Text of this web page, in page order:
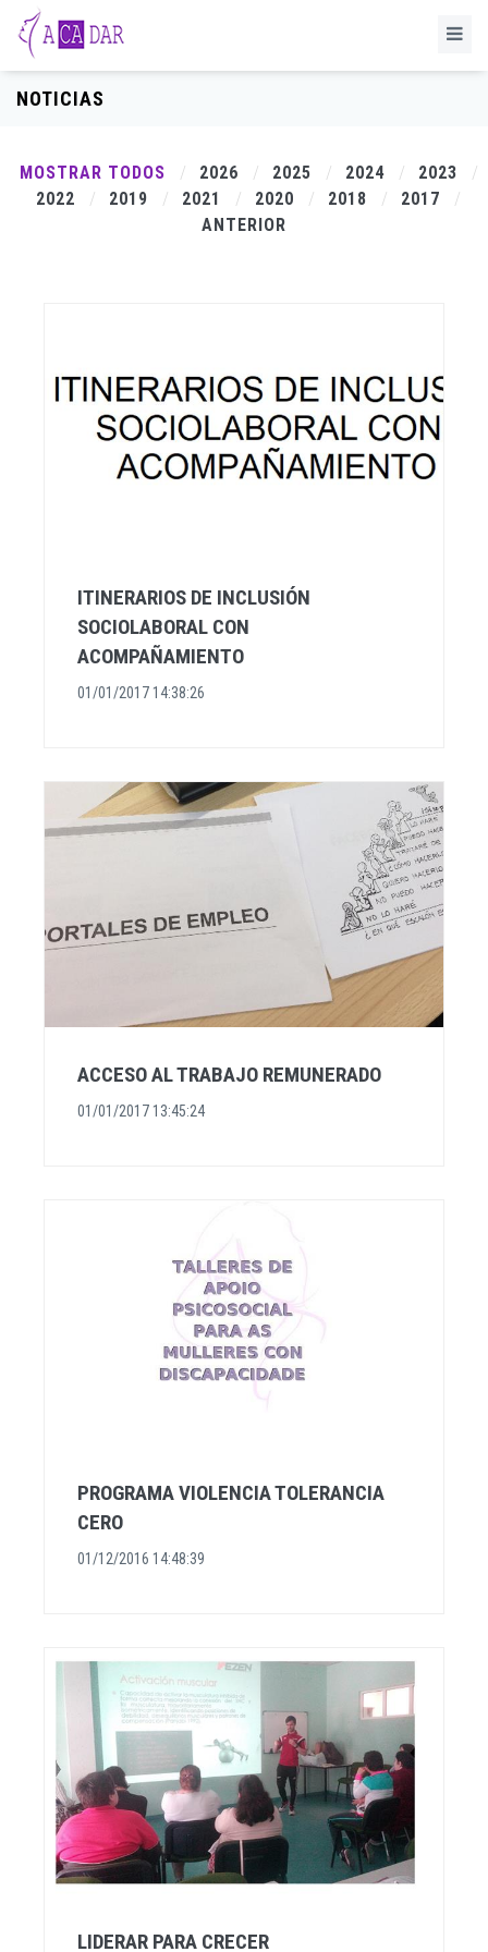
NOTICIAS
MOSTRAR TODOS 2026 2025 2024
2023
2022
2019 2021 2020 2018
2017
ANTERIOR
ITINERARIOS DE INCLUSIÓN
SOCIOLABORAL CON
ACOMPAÑAMIENTO
01/01/2017 14:38:26
ACCESO AL TRABAJO REMUNERADO
01/01/2017 13:45:24
PROGRAMA VIOLENCIA TOLERANCIA
CERO
01/12/2016 14:48:39
LIDERAR PARA CRECER